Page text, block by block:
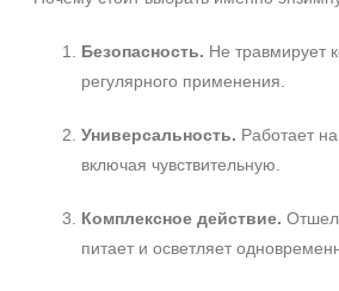
Безопасность. Не травмирует
регулярного применения.
Универсальность. Работает
включая чувствительную.
Комплексное действие.
питает и осветляет